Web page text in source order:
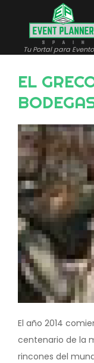
contenido
Tu Portal para
EL GRECO 2014: ARTE Y
Image
El año 2014
centenario de la
rincones del